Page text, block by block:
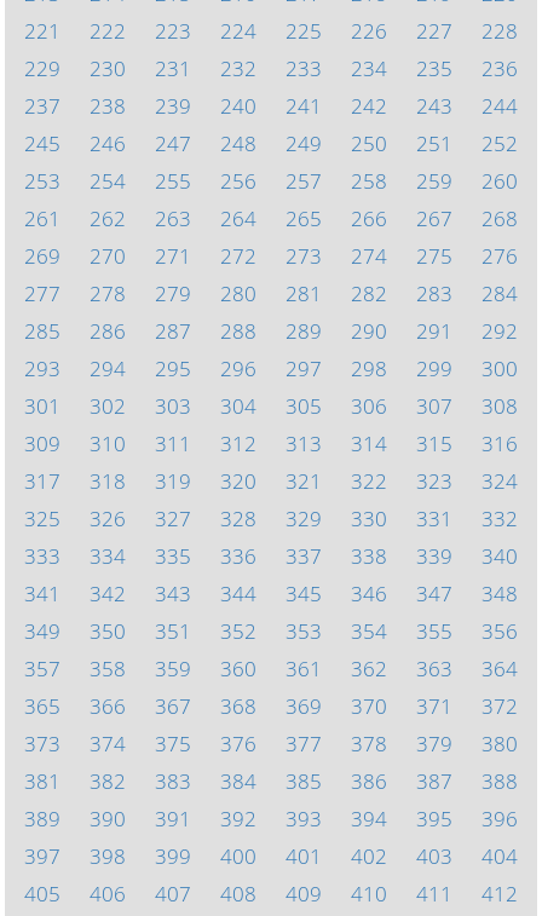
221
222 223 224 225 226 227
228
229
230 231 232 233 234 235
236
237
238 239 240 241 242 243
244
245
246 247 248 249 250 251
252
253
254 255 256 257 258 259
260
261
262 263 264 265 266 267
268
269
270 271 272 273 274 275
276
277
278 279 280 281 282 283
284
285
286 287 288 289 290 291
292
293
294 295 296 297 298 299
300
301
302 303 304 305 306 307
308
309
310 311 312 313 314 315
316
317
318 319 320 321 322 323
324
325
326 327 328 329 330 331
332
333
334 335 336 337 338 339
340
341
342 343 344 345 346 347
348
349
350 351 352 353 354 355
356
357
358 359 360 361 362 363
364
365
366 367 368 369 370 371
372
373
374 375 376 377 378 379
380
381
382 383 384 385 386 387
388
389
390 391 392 393 394 395
396
397
398 399 400 401 402 403
404
405
406 407 408 409 410 411
412